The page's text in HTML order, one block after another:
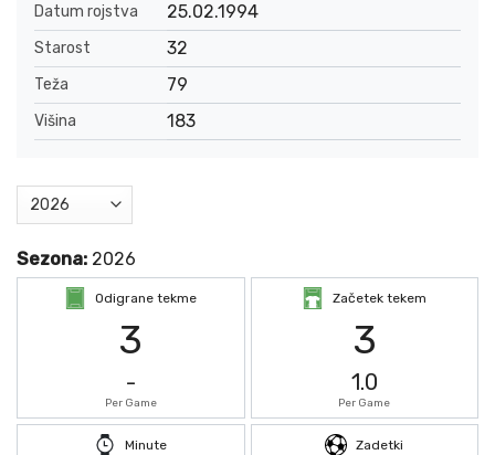
Datum rojstva 25.02.1994
Starost 32
Teža 79
Višina 183
Sezona: 2026
Odigrane tekme
3
-
Per Game
Začetek tekem
3
1.0
Per Game
Minute Zadetki